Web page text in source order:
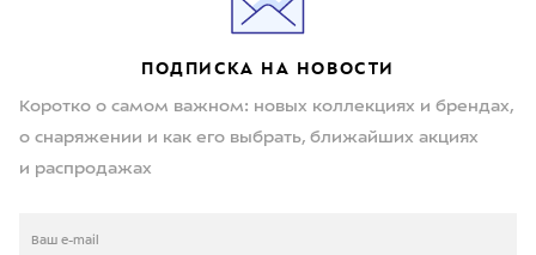
ПОДПИСКА НА НОВОСТИ
Коротко о самом важном: новых коллекциях и брендах,
о снаряжении и как его выбрать, ближайших акциях
и распродажах